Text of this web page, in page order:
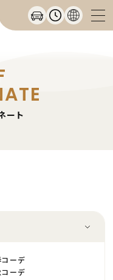
ート
ーデ
ーデ